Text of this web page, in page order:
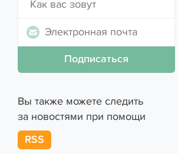
Вы также можете следить
за новостями при помощи
RSS